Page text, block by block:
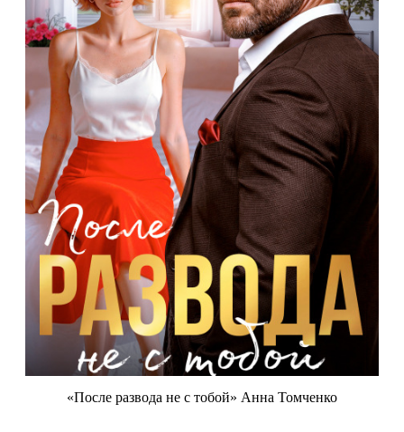
«После развода не с тобой» Анна Томченко